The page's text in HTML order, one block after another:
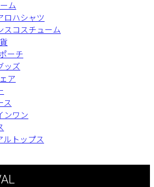
ム
ロハシャツ
スコスチューム
ーチ
ッズ
ア
ス
ンワン
ルトップス